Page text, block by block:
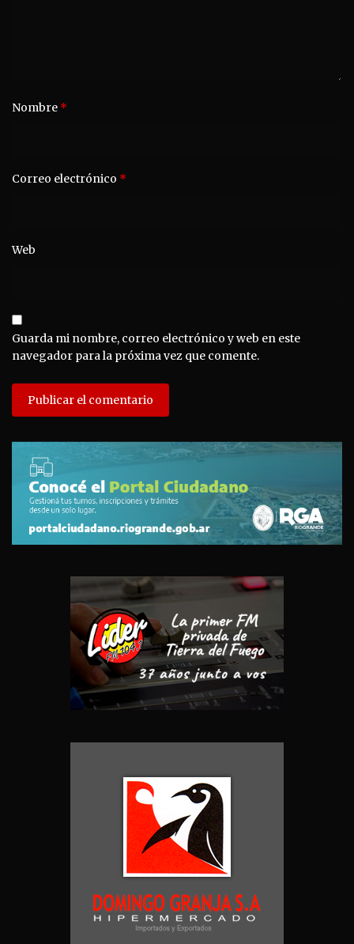
Nombre *
Correo electrónico *
Web
Guarda mi nombre, correo electrónico y web en este
navegador para la próxima vez que comente.